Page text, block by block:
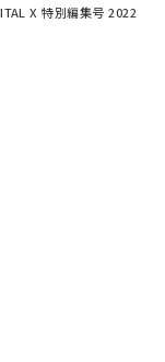
X 特別編集号 2022